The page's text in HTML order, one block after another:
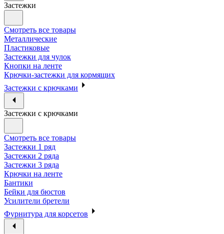
Застежки
Смотреть все товары
Металлические
Пластиковые
Застежки для чулок
Кнопки на ленте
Крючки-застежки для кормящих
Застежки с крючками
Застежки с крючками
Смотреть все товары
Застежки 1 ряд
Застежки 2 ряда
Застежки 3 ряда
Крючки на ленте
Бантики
Бейки для бюстов
Усилители бретели
Фурнитура для корсетов